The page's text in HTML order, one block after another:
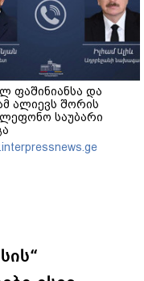
ფაშინიანსა და
ალიევს შორის
საუბარი